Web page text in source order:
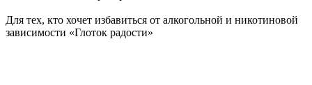
Для тех, кто хочет избавиться от алкогольной и никотиновой
зависимости «Глоток радости»